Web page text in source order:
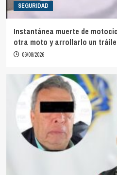
SEGURIDAD
Instantánea muerte de
otra moto y arrollarlo un
06/08/2026